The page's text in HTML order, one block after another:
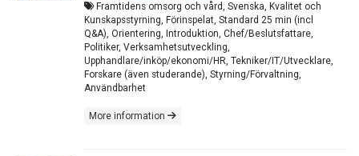
Framtidens omsorg och vård, Svenska, Kvalitet och
Kunskapsstyrning, Förinspelat, Standard 25 min (incl
Q&A), Orientering, Introduktion, Chef/Beslutsfattare,
Politiker, Verksamhetsutveckling,
Upphandlare/inköp/ekonomi/HR, Tekniker/IT/Utvecklare,
Forskare (även studerande), Styrning/Förvaltning,
Användbarhet
More information